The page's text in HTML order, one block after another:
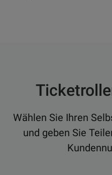
Wählen Sie Ihren
und geben Sie